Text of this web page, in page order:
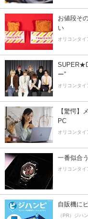
お値段そ
い
オリコンタイ
ー”
オリコンタイ
【驚愕】
PC
オリコンタイ
一番似合
オリコンタイ
自販機に
（PR）ジハ